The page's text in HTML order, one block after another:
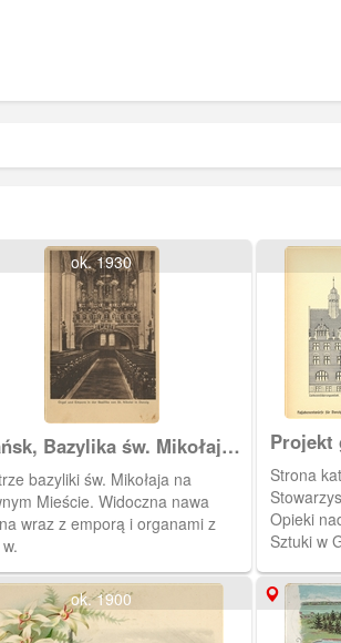
ok. 1930
Bazylika św. Mikołaja
von St. Nikolai in
bazyliki św. Mikołaja na
Mieście. Widoczna nawa
wraz z emporą i organami z
Projekt
Strona
Opieki
Sztuki w
ok. 1900